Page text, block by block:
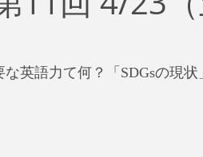
ティング Global News ソ
SDGs
英語力て何？「SDGsの現